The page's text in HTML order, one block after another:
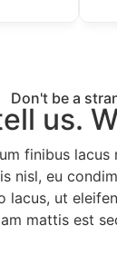
Don't be a
us.
finibus lacus
nisl, eu
lacus, ut
mattis est